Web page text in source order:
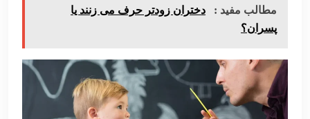
مطالب مفید :
دختران زودتر حرف می زنند یا
پسران؟